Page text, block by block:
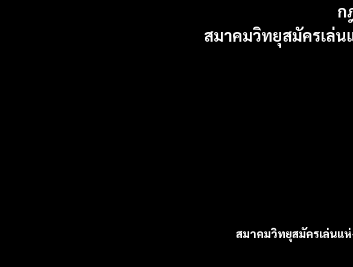
ก
สมาคมวิทยุสมัครเล่
สมาคมวิทยุสมัครเล่นแ